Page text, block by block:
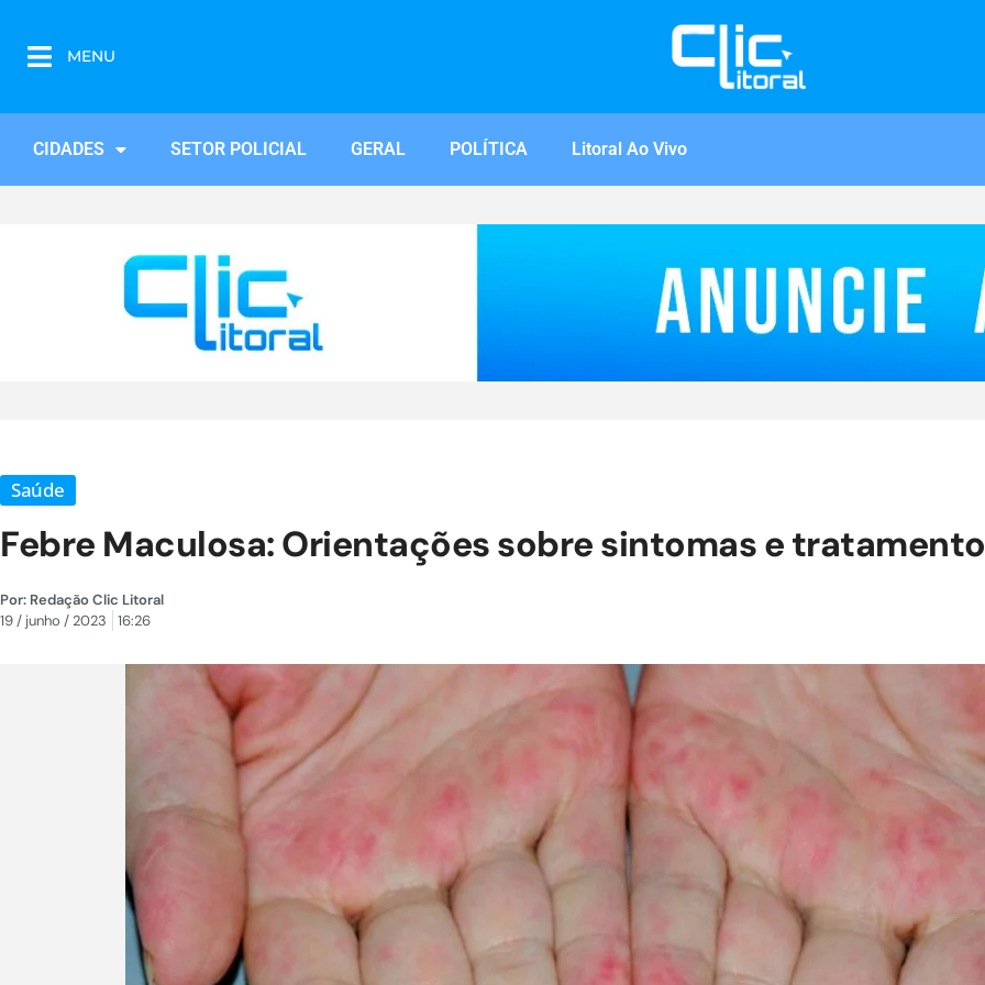
MENU
CIDADES SETOR POLICIAL GERAL POLÍTICA Litoral Ao Vivo
Saúde
Febre Maculosa: Orientações sobre sintomas e tratamento
Por: Redação Clic Litoral
19 / junho / 2023
16:26